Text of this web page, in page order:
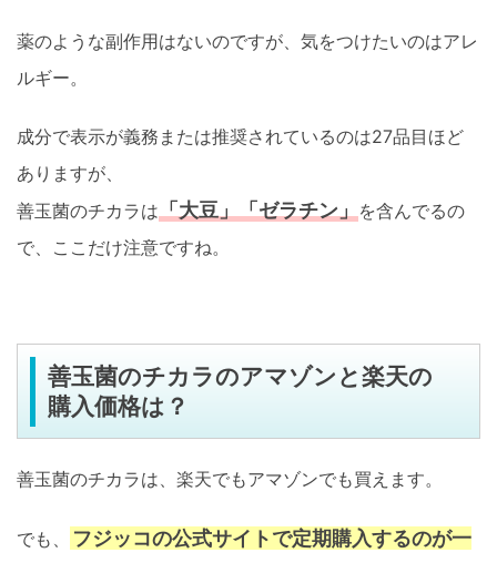
薬のような副作用はないのですが、気をつけたいのはアレ
ルギー。
成分で表示が義務または推奨されているのは27品目ほど
ありますが、
善玉菌のチカラは「大豆」「ゼラチン」を含んでるの
で、ここだけ注意ですね。
善玉菌のチカラのアマゾンと楽天の
購入価格は？
善玉菌のチカラは、楽天でもアマゾンでも買えます。
でも、
フジッコの公式サイトで定期購入するのが一